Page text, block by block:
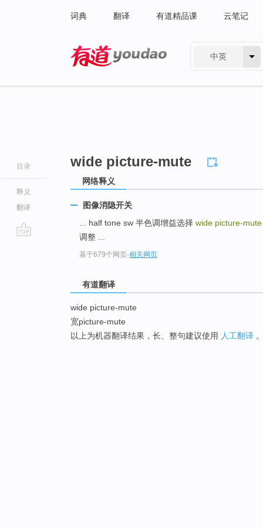
词典 翻译 有道精品课 云笔记
中英
目录
释义
翻译
wide picture-mute
网络释义
图像消隐开关
... half tone sw 半色调增益选择 wide picture-
调整 ...
基于679个网页-相关网页
有道翻译
wide picture-mute
宽picture-mute
以上为机器翻译结果，长、整句建议使用 人工翻译